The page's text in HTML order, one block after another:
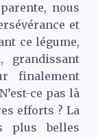
nous
et
ce légume,
grandissant
finalement
ce pas là
efforts ? La
plus belles